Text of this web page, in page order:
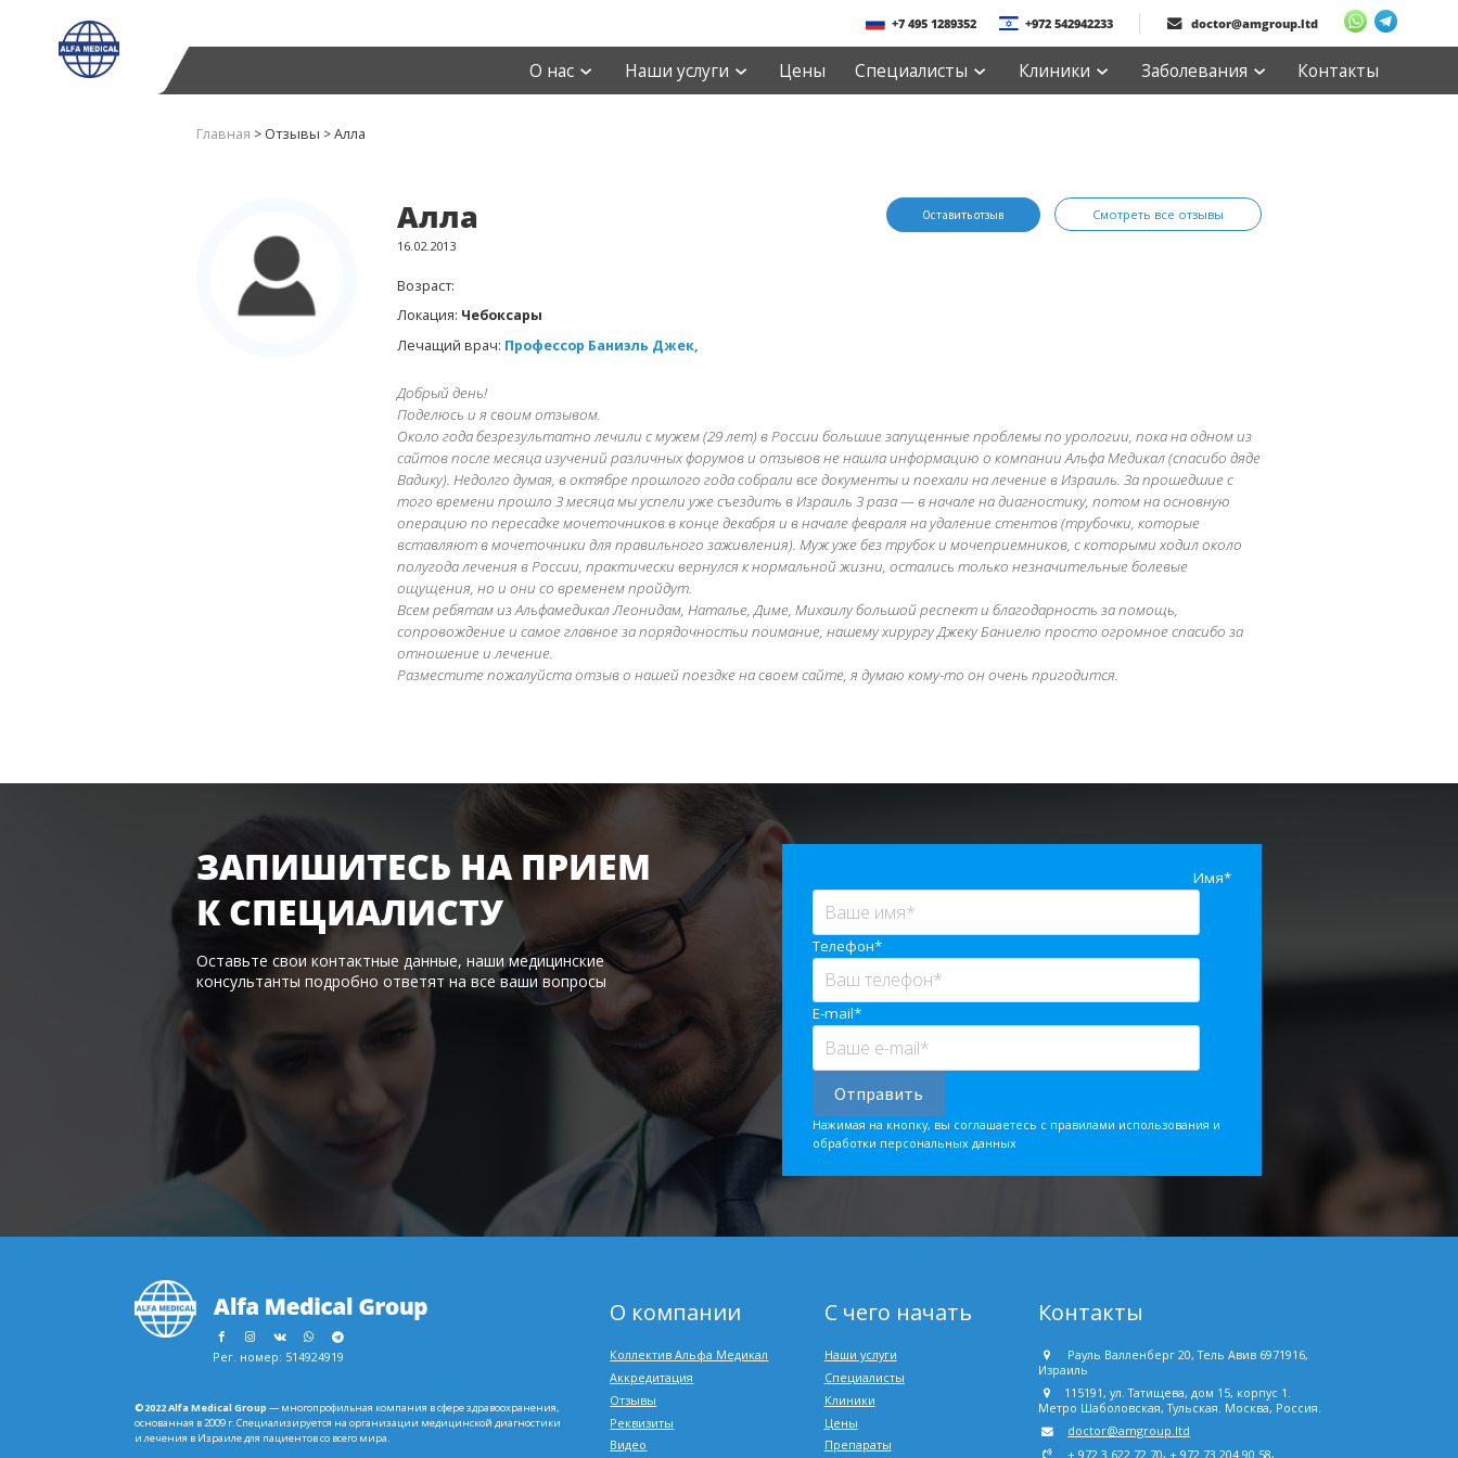
+7 495 1289352 +972 542942233 doctor@amgroup.ltd
О нас Наши услуги Цены Специалисты Клиники Заболевания Контакты
Главная > Отзывы >Алла
Алла Оставить отзыв
Смотреть все отзывы
16.02.2013
Возраст:
Локация: Чебоксары
Лечащий врач: Профессор Баниэль Джек,
Добрый день!
Поделюсь и я своим отзывом.
Около года безрезультатно лечили с мужем (29 лет) в России большие запущенные проблемы по урологии, пока на одном из
сайтов после месяца изучений различных форумов и отзывов не нашла информацию о компании Альфа Медикал (спасибо дяде
Вадику). Недолго думая, в октябре прошлого года собрали все документы и поехали на лечение в Израиль. За прошедшие с
того времени прошло 3 месяца мы успели уже съездить в Израиль 3 раза — в начале на диагностику, потом на основную
операцию по пересадке мочеточников в конце декабря и в начале февраля на удаление стентов (трубочки, которые
вставляют в мочеточники для правильного заживления). Муж уже без трубок и мочеприемников, с которыми ходил около
полугода лечения в России, практически вернулся к нормальной жизни, остались только незначительные болевые
ощущения, но и они со временем пройдут.
Всем ребятам из Альфамедикал Леонидам, Наталье, Диме, Михаилу большой респект и благодарность за помощь,
сопровождение и самое главное за порядочностьи поимание, нашему хирургу Джеку Баниелю просто огромное спасибо за
отношение и лечение.
Разместите пожалуйста отзыв о нашей поездке на своем сайте, я думаю кому-то он очень пригодится.
ЗАПИШИТЕСЬ НА ПРИЕМ
КСПЕЦИАЛИСТУ
Оставьте свои контактные данные, наши медицинские
консультанты подробно ответят на все ваши вопросы
Имя*
Телефон*
E-mail*
Нажимая на кнопку, вы соглашаетесь с правилами использования и
обработки персональных данных
Рег. номер: 514924919
©2022 Alfa Medical Group — многопрофильная компания в сфере здравоохранения,
основанная в 2009 г. Специализируется на организации медицинской диагностики
и лечения в Израиле для пациентов со всего мира.
О компании
Коллектив Альфа Медикал
Аккредитация
Отзывы
Реквизиты
Видео
С чего начать
Наши услуги
Специалисты
Клиники
Цены
Препараты
Контакты
Рауль Валленберг 20, Тель Авив 6971916,
Израиль
115191, ул. Татищева, дом 15, корпус 1.
Метро Шаболовская, Тульская. Москва, Россия.
doctor@amgroup.ltd
+ 972 3 622 72 70, + 972 73 204 90 58,